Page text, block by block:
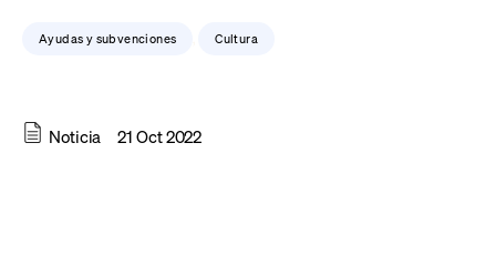
Ayudas y subvenciones Cultura
Noticia 21 Oct 2022